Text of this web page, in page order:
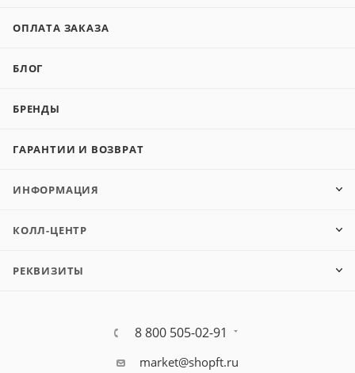
ОПЛАТА ЗАКАЗА
БЛОГ
БРЕНДЫ
ГАРАНТИИ И ВОЗВРАТ
ИНФОРМАЦИЯ
КОЛЛ-ЦЕНТР
РЕКВИЗИТЫ
8 800 505-02-91
market@shopft.ru